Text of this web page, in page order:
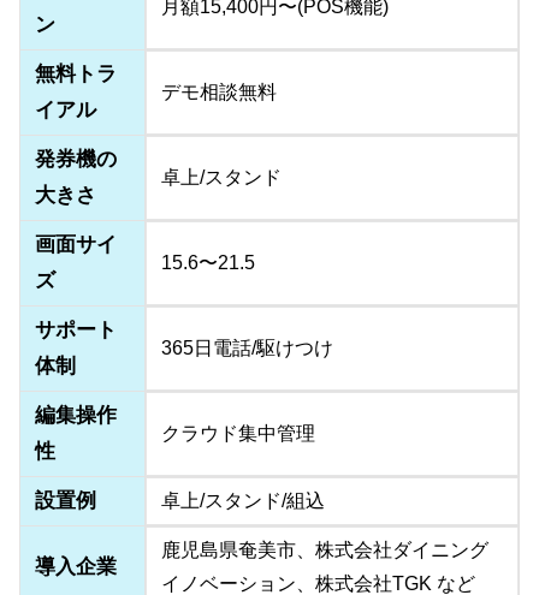
ン
月額15,400円〜(POS機能)
無料トラ
イアル
デモ相談無料
発券機の
大きさ
卓上/スタンド
画面サイ
ズ
15.6〜21.5
サポート
体制
365日電話/駆けつけ
編集操作
性
クラウド集中管理
設置例 卓上/スタンド/組込
導入企業
鹿児島県奄美市、株式会社ダイニング
イノベーション、株式会社TGK など